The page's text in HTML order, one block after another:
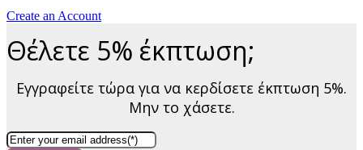
Create an Account
Θέλετε 5% έκπτωση;
Εγγραφείτε τώρα για να κερδίσετε έκπτωση 5%.
Μην το χάσετε.